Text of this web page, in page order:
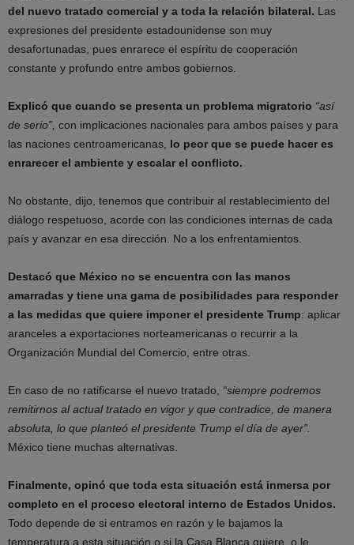
del nuevo tratado comercial y a toda la relación bilateral. Las
expresiones del presidente estadounidense son muy
desafortunadas, pues enrarece el espíritu de cooperación
constante y profundo entre ambos gobiernos.
Explicó que cuando se presenta un problema migratorio “así
de serio”, con implicaciones nacionales para ambos países y para
las naciones centroamericanas, lo peor que se puede hacer es
enrarecer el ambiente y escalar el conflicto.
No obstante, dijo, tenemos que contribuir al restablecimiento del
diálogo respetuoso, acorde con las condiciones internas de cada
país y avanzar en esa dirección. No a los enfrentamientos.
Destacó que México no se encuentra con las manos
amarradas y tiene una gama de posibilidades para responder
a las medidas que quiere imponer el presidente Trump: aplicar
aranceles a exportaciones norteamericanas o recurrir a la
Organización Mundial del Comercio, entre otras.
En caso de no ratificarse el nuevo tratado, “siempre podremos
remitirnos al actual tratado en vigor y que contradice, de manera
absoluta, lo que planteó el presidente Trump el día de ayer”.
México tiene muchas alternativas.
Finalmente, opinó que toda esta situación está inmersa por
completo en el proceso electoral interno de Estados Unidos.
Todo depende de si entramos en razón y le bajamos la
temperatura a esta situación o si la Casa Blanca quiere, o le